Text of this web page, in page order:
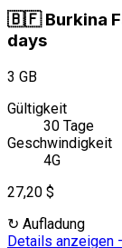
🇧🇫 Burkina
days
3 GB
Gültigkeit
30 Tage
Geschwindigkeit
4G
27,20 $
↻ Aufladung
Details anzeigen